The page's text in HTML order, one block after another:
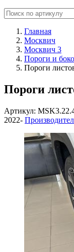
Главная
Москвич
Москвич 3
Пороги и
Пороги
Пороги
Артикул:
2022-